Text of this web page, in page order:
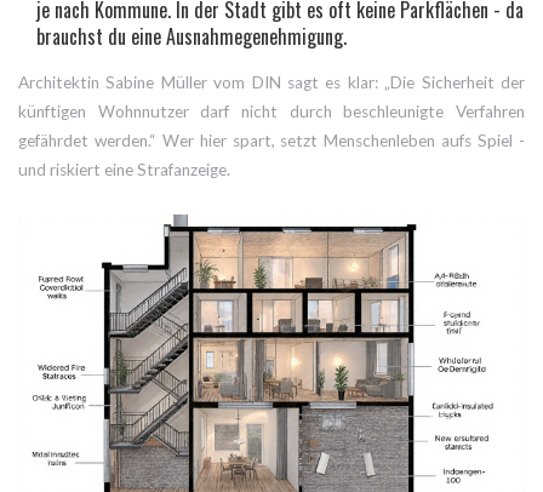
je nach Kommune. In der Stadt gibt es oft keine Parkflächen - da
brauchst du eine Ausnahmegenehmigung.
Architektin Sabine Müller vom DIN sagt es klar: „Die Sicherheit der
künftigen Wohnnutzer darf nicht durch beschleunigte Verfahren
gefährdet werden.“ Wer hier spart, setzt Menschenleben aufs Spiel -
und riskiert eine Strafanzeige.